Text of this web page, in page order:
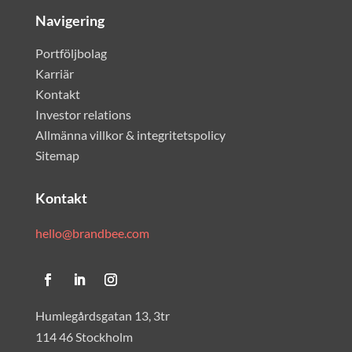
Navigering
Portföljbolag
Karriär
Kontakt
Investor relations
Allmänna villkor & integritetspolicy
Sitemap
Kontakt
hello@brandbee.com
Humlegårdsgatan 13, 3tr
114 46 Stockholm